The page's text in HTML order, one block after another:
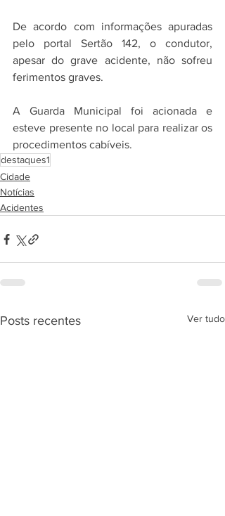
De acordo com informações apuradas
pelo portal Sertão 142, o condutor,
apesar do grave acidente, não sofreu
ferimentos graves.
A Guarda Municipal foi acionada e
esteve presente no local para realizar os
procedimentos cabíveis.
destaques1
Cidade
Notícias
Acidentes
Posts recentes Ver tudo